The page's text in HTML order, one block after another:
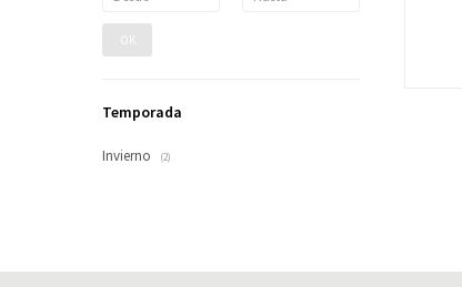
OK
Temporada
Invierno (2)